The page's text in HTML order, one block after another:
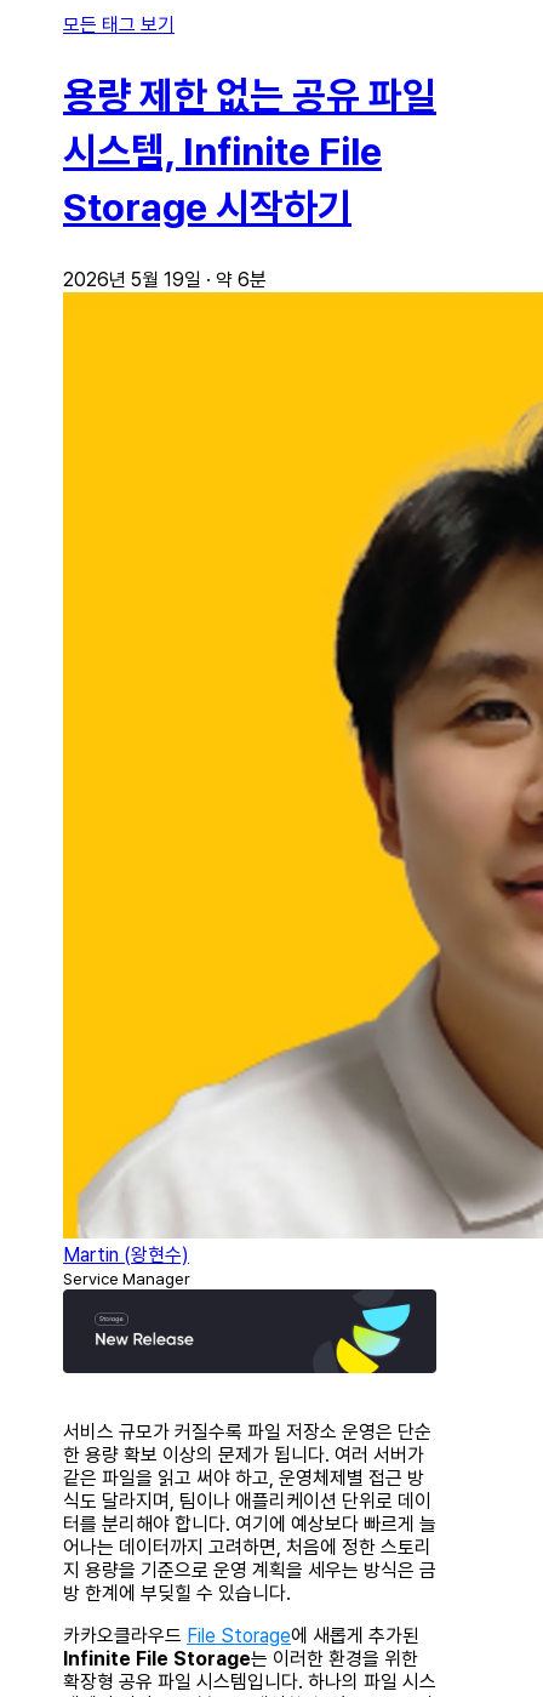
모든 태그 보기
용량 제한 없는 공유 파일
시스템, Infinite File
Storage 시작하기
2026년 5월 19일 · 약 6분
Martin (왕현수)
Service Manager
서비스 규모가 커질수록 파일 저장소 운영은 단순
한 용량 확보 이상의 문제가 됩니다. 여러 서버가
같은 파일을 읽고 써야 하고, 운영체제별 접근 방
식도 달라지며, 팀이나 애플리케이션 단위로 데이
터를 분리해야 합니다. 여기에 예상보다 빠르게 늘
어나는 데이터까지 고려하면, 처음에 정한 스토리
지 용량을 기준으로 운영 계획을 세우는 방식은 금
방 한계에 부딪힐 수 있습니다.
카카오클라우드 File Storage에 새롭게 추가된
Infinite File Storage는 이러한 환경을 위한
확장형 공유 파일 시스템입니다. 하나의 파일 시스